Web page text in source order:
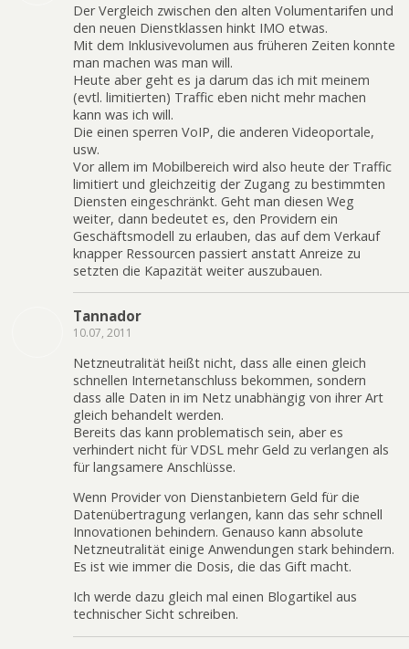
Der Vergleich zwischen den alten Volumentarifen und
den neuen Dienstklassen hinkt IMO etwas.
Mit dem Inklusivevolumen aus früheren Zeiten konnte
man machen was man will.
Heute aber geht es ja darum das ich mit meinem
(evtl. limitierten) Traffic eben nicht mehr machen
kann was ich will.
Die einen sperren VoIP, die anderen Videoportale,
usw.
Vor allem im Mobilbereich wird also heute der Traffic
limitiert und gleichzeitig der Zugang zu bestimmten
Diensten eingeschränkt. Geht man diesen Weg
weiter, dann bedeutet es, den Providern ein
Geschäftsmodell zu erlauben, das auf dem Verkauf
knapper Ressourcen passiert anstatt Anreize zu
setzten die Kapazität weiter auszubauen.
Tannador
10.07, 2011
Netzneutralität heißt nicht, dass alle einen gleich
schnellen Internetanschluss bekommen, sondern
dass alle Daten in im Netz unabhängig von ihrer Art
gleich behandelt werden.
Bereits das kann problematisch sein, aber es
verhindert nicht für VDSL mehr Geld zu verlangen als
für langsamere Anschlüsse.
Wenn Provider von Dienstanbietern Geld für die
Datenübertragung verlangen, kann das sehr schnell
Innovationen behindern. Genauso kann absolute
Netzneutralität einige Anwendungen stark behindern.
Es ist wie immer die Dosis, die das Gift macht.
Ich werde dazu gleich mal einen Blogartikel aus
technischer Sicht schreiben.